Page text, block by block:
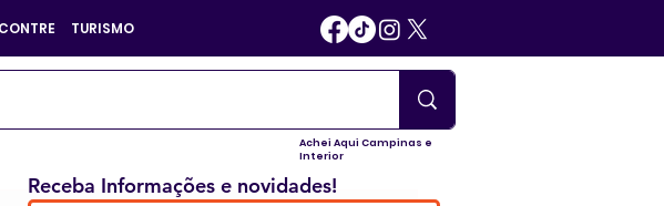
TURISMO
Achei Aqui Campinas e
Interior
Receba Informações e novidades!